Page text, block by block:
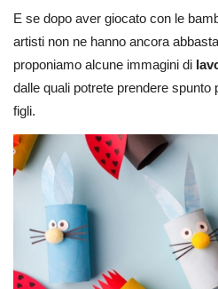
E se dopo aver giocato con le
artisti non ne hanno ancora
proponiamo alcune immagini di
dalle quali potrete prendere
figli.